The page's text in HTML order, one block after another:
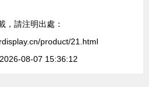
，請注明出處：
product/21.html
08-07 15:36:12